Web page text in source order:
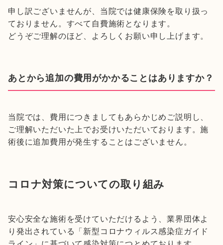
申し訳ございませんが、当院では健康保険を取り扱っ
ておりません。すべて自費施術となります。
どうぞご理解のほど、よろしくお願い申し上げます。
あとから追加の費用がかかることはありますか？
当院では、費用につきましてもあらかじめご説明し、
ご理解いただいた上でお受けいただいております。施
術後に追加費用が発生することはございません。
コロナ対策についての取り組み
安心安全な施術を受けていただけるよう、業界団体よ
り発出されている「新型コロナウィルス感染症ガイド